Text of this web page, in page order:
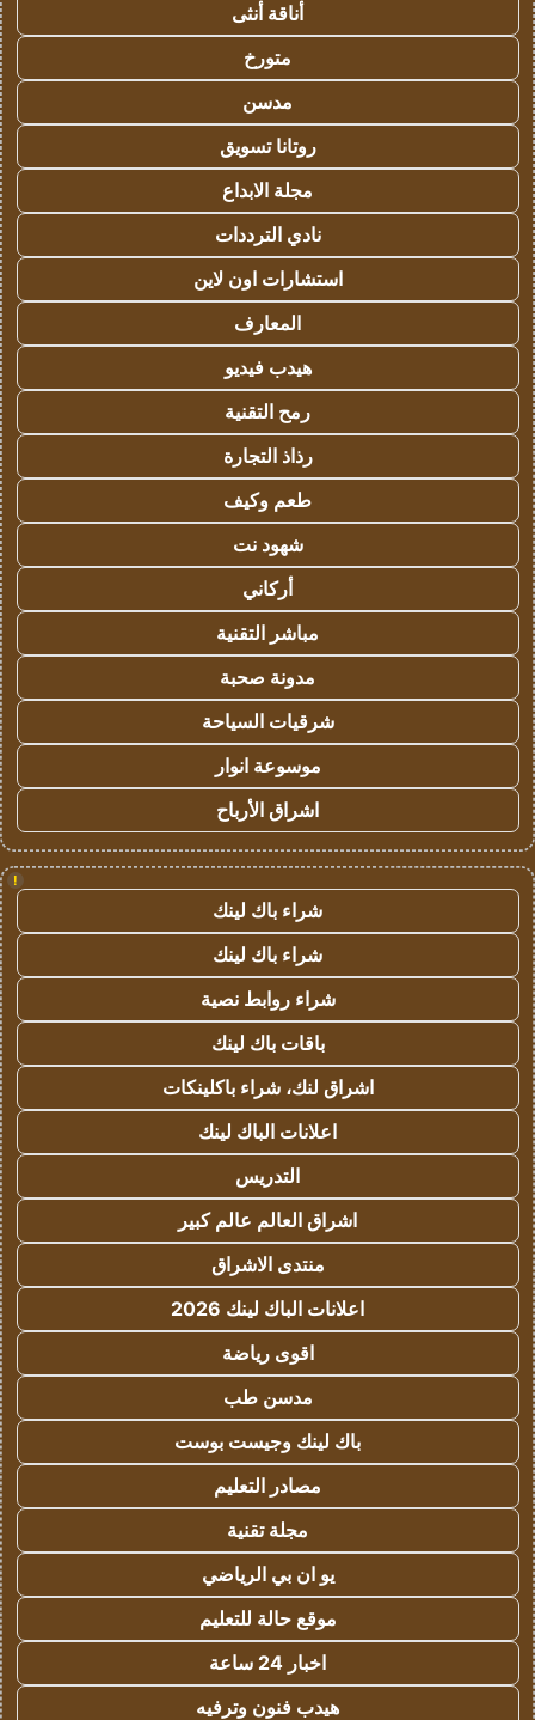
أناقة أنثى
متورخ
مدسن
روتانا تسويق
مجلة الابداع
نادي الترددات
استشارات اون لاين
المعارف
هيدب فيديو
رمح التقنية
رذاذ التجارة
طعم وكيف
شهود نت
أركاني
مباشر التقنية
مدونة صحبة
شرقيات السياحة
موسوعة انوار
اشراق الأرباح
!
شراء باك لينك
شراء باك لينك
شراء روابط نصية
باقات باك لينك
اشراق لنك، شراء باكلينكات
اعلانات الباك لينك
التدريس
اشراق العالم عالم كبير
منتدى الاشراق
اعلانات الباك لينك 2026
اقوى رياضة
مدسن طب
باك لينك وجيست بوست
مصادر التعليم
مجلة تقنية
يو ان بي الرياضي
موقع حالة للتعليم
اخبار 24 ساعة
هيدب فنون وترفيه